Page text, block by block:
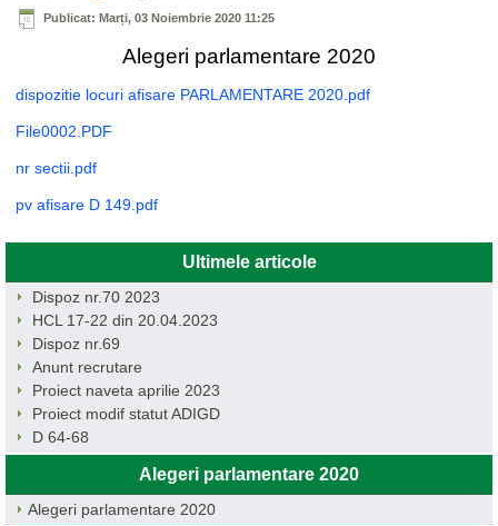
Publicat: Marți, 03 Noiembrie 2020 11:25
Alegeri parlamentare 2020
dispozitie locuri afisare PARLAMENTARE 2020.pdf
File0002.PDF
nr sectii.pdf
pv afisare D 149.pdf
Ultimele articole
Dispoz nr.70 2023
HCL 17-22 din 20.04.2023
Dispoz nr.69
Anunt recrutare
Proiect naveta aprilie 2023
Proiect modif statut ADIGD
D 64-68
Alegeri parlamentare 2020
Alegeri parlamentare 2020